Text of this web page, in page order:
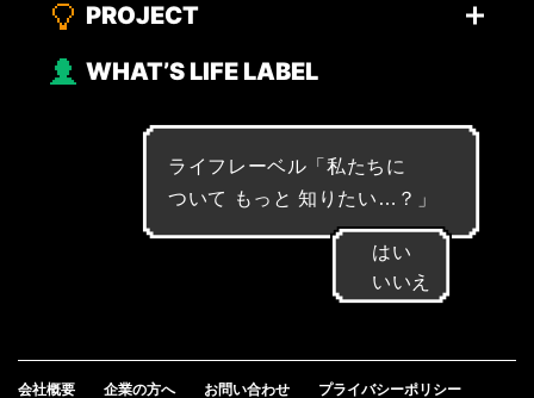
PROJECT
WHAT’S LIFE LABEL
ライフレーベル「私たち に
ついて も っ と 知 り た い … ？ 」
はい
いいえ
会社概要 企業の方へ お問い合わせ プライバシーポリシー